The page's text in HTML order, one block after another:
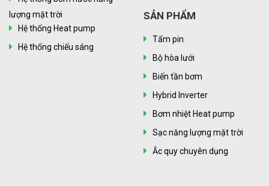
lượng mặt trời
Hệ thống Heat pump
Hệ thống chiếu sáng
SẢN PHẨM
Tấm pin
Bộ hòa lưới
Biến tần bơm
Hybrid Inverter
Bơm nhiệt Heat pump
Sạc năng lượng mặt trời
Ắc quy chuyên dụng